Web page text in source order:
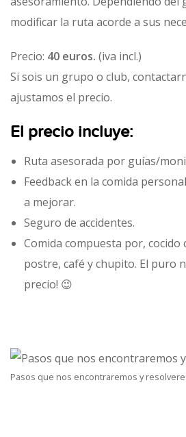
modificar la ruta acorde a sus
Precio: 40 euros. (iva incl.)
Si sois un grupo o club,
ajustamos el precio.
El precio incluye:
Ruta asesorada por guías/
Feedback en la comida
a mejorar.
Seguro de accidentes.
Comida compuesta por, cocido
postre, café y chupito. El puro
precio! 😉
Pasos que nos encontraremos y